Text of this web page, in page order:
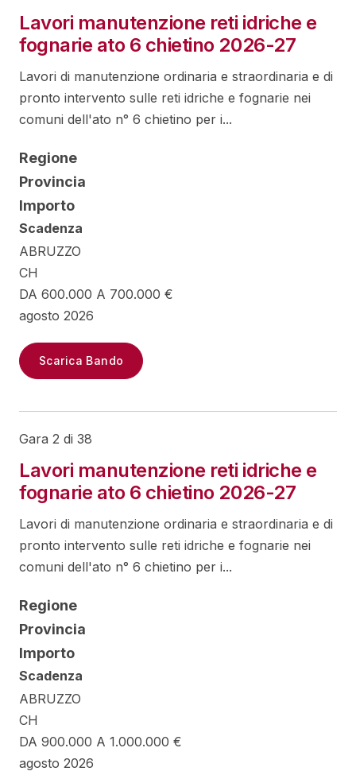
Lavori manutenzione reti idriche e
fognarie ato 6 chietino 2026-27
Lavori di manutenzione ordinaria e straordinaria e di
pronto intervento sulle reti idriche e fognarie nei
comuni dell'ato n° 6 chietino per i...
Regione
Provincia
Importo
Scadenza
ABRUZZO
CH
DA 600.000 A 700.000 €
agosto 2026
Scarica Bando
Gara 2 di 38
Lavori manutenzione reti idriche e
fognarie ato 6 chietino 2026-27
Lavori di manutenzione ordinaria e straordinaria e di
pronto intervento sulle reti idriche e fognarie nei
comuni dell'ato n° 6 chietino per i...
Regione
Provincia
Importo
Scadenza
ABRUZZO
CH
DA 900.000 A 1.000.000 €
agosto 2026